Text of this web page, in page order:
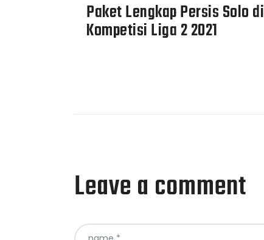
Paket Lengkap Persis Solo di
Kompetisi Liga 2 2021
Leave a comment